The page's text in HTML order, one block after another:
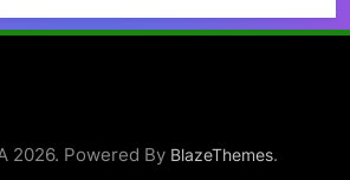
2026. Powered By BlazeThemes.